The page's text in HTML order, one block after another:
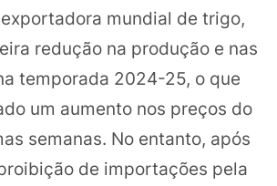
mundial de trigo,
redução na produção e nas
temporada 2024-25, o que
um aumento nos preços do
semanas. No entanto, após
de importações pela